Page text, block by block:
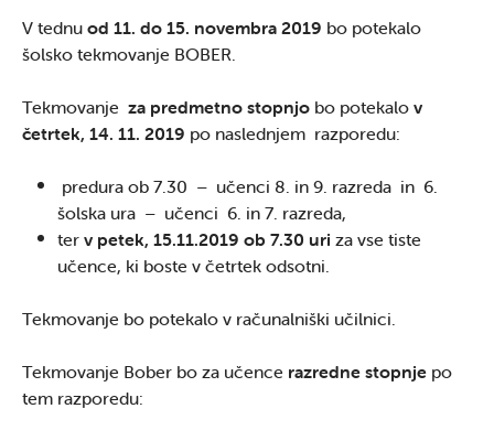
V tednu od 11. do 15. novembra 2019 bo potekalo
šolsko tekmovanje BOBER.
Tekmovanje za predmetno stopnjo bo potekalo v
četrtek, 14. 11. 2019 po naslednjem razporedu:
predura ob 7.30 – učenci 8. in 9. razreda in 6.
šolska ura – učenci 6. in 7. razreda,
ter v petek, 15.11.2019 ob 7.30 uri za vse tiste
učence, ki boste v četrtek odsotni.
Tekmovanje bo potekalo v računalniški učilnici.
Tekmovanje Bober bo za učence razredne stopnje po
tem razporedu: